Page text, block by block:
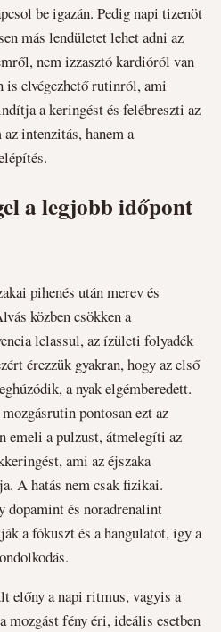
be igazán. Pedig napi tizenöt
más lendületet lehet adni az
nem izzasztó kardióról van
is elvégezhető rutinról, ami
a keringést és felébreszti az
intenzitás, hanem a
a legjobb időpont
pihenés után merev és
közben csökken a
lelassul, az ízületi folyadék
érezzük gyakran, hogy az első
a nyak elgémberedett.
pontosan ezt az
emeli a pulzust, átmelegíti az
ami az éjszaka
A hatás nem csak fizikai.
dopamint és noradrenalint
a fókuszt és a hangulatot, így a
előny a napi ritmus, vagyis a
mozgást fény éri, ideális esetben